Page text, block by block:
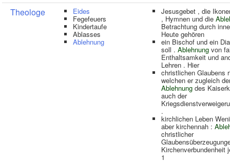
Theologe Eides
Fegefeuers
Kindertaufe
Ablasses
Ablehnung
Jesusgebet , die
, Hymnen und die
Betrachtung durch
Heute gehören
ein Bischof und ein
soll . Ablehnung von
Enthaltsamkeit und
Lehren . Hier
christlichen Glaubens
welchen er zugleich
Ablehnung des
auch der
.
kirchlichen Leben
aber kirchennah :
christlicher
Kirchenverbundenheit
1